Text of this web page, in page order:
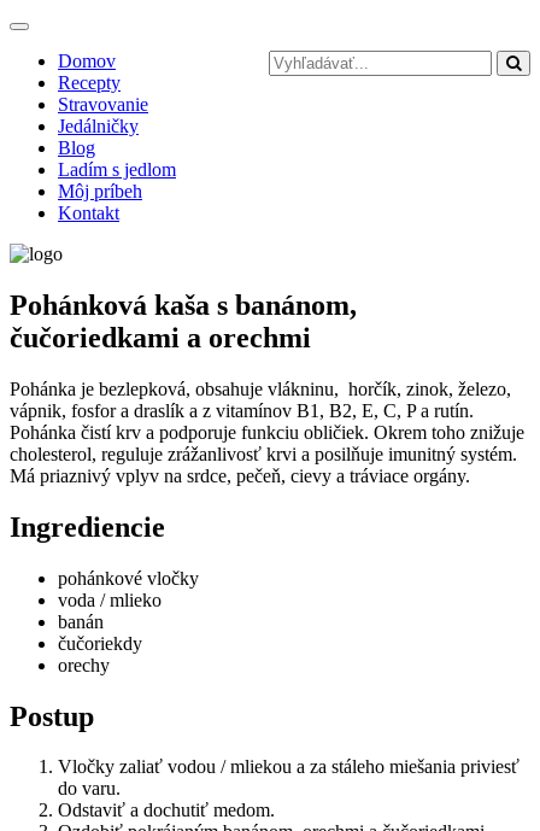
Toggle
navigationDomov
Recepty
Stravovanie
Jedálničky
Blog
Ladím s jedlom
Môj príbeh
Kontakt
Pohánková kaša s banánom,
čučoriedkami a orechmi
Pohánka je bezlepková, obsahuje vlákninu, horčík, zinok, železo,
vápnik, fosfor a draslík a z vitamínov B1, B2, E, C, P a rutín.
Pohánka čistí krv a podporuje funkciu obličiek. Okrem toho znižuje
cholesterol, reguluje zrážanlivosť krvi a posilňuje imunitný systém.
Má priaznivý vplyv na srdce, pečeň, cievy a tráviace orgány.
Ingrediencie
pohánkové vločky
voda / mlieko
banán
čučoriekdy
orechy
Postup
Vločky zaliať vodou / mliekou a za stáleho miešania priviesť
do varu.
Odstaviť a dochutiť medom.